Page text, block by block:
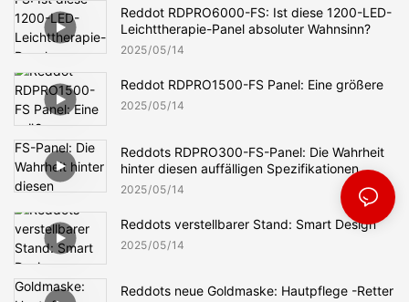
Reddot RDPRO6000-FS: Ist diese 1200-LED-
Leichttherapie-Panel absoluter Wahnsinn?
2025 05 14
Reddot RDPRO1500-FS Panel: Eine größere
2025 05 14
Reddots RDPRO300-FS-Panel: Die Wahrheit
hinter diesen auffälligen Spezifikationen
2025 05 14
Reddots verstellbarer Stand: Smart Design
2025 05 14
Reddots neue Goldmaske: Hautpflege -Retter